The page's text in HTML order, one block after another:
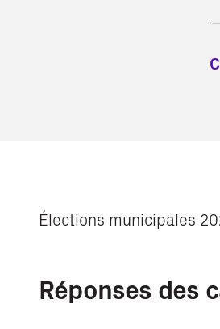
Élections municipales
Réponses des